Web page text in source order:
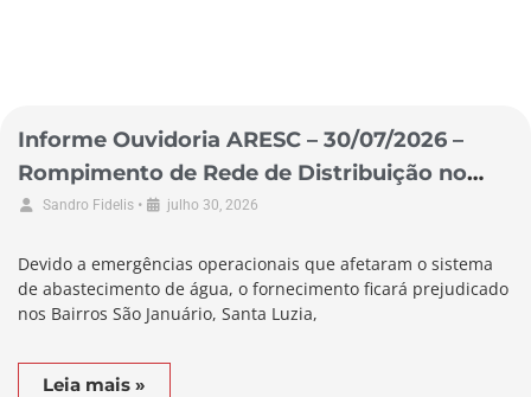
Informe Ouvidoria ARESC – 30/07/2026 –
Rompimento de Rede de Distribuição no
Município de Braço do Norte
Sandro Fidelis • julho 30, 2026
Devido a emergências operacionais que afetaram o sistema
de abastecimento de água, o fornecimento ficará prejudicado
nos Bairros São Januário, Santa Luzia,
Leia mais »